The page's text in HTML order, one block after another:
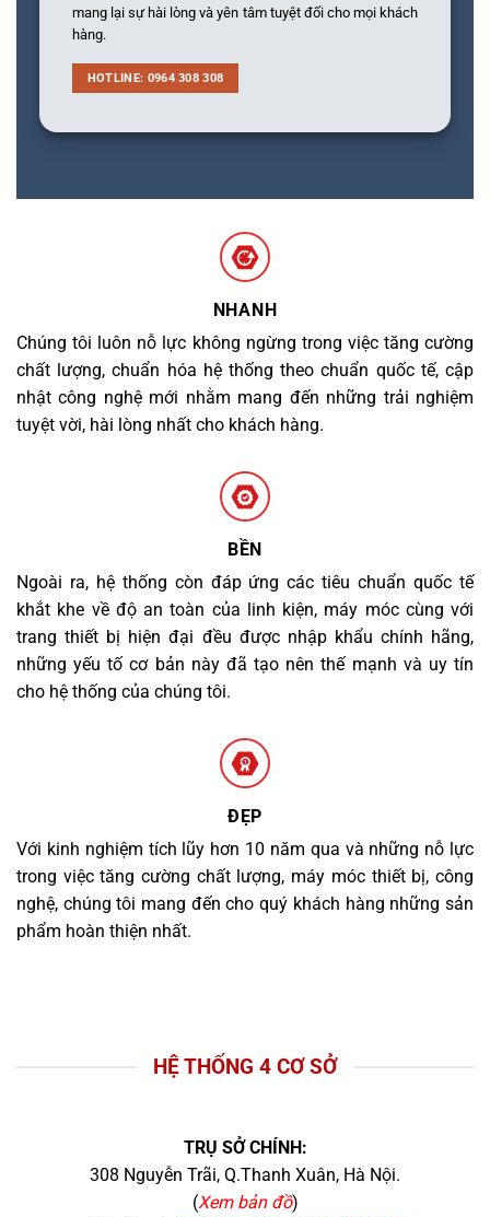
mang lại sự hài lòng và yên tâm tuyệt đối cho mọi khách
hàng.
HOTLINE: 0964 308 308
NHANH
Chúng tôi luôn nỗ lực không ngừng trong việc tăng cường
chất lượng, chuẩn hóa hệ thống theo chuẩn quốc tế, cập
nhật công nghệ mới nhằm mang đến những trải nghiệm
tuyệt vời, hài lòng nhất cho khách hàng.
BỀN
Ngoài ra, hệ thống còn đáp ứng các tiêu chuẩn quốc tế
khắt khe về độ an toàn của linh kiện, máy móc cùng với
trang thiết bị hiện đại đều được nhập khẩu chính hãng,
những yếu tố cơ bản này đã tạo nên thế mạnh và uy tín
cho hệ thống của chúng tôi.
ĐẸP
Với kinh nghiệm tích lũy hơn 10 năm qua và những nỗ lực
trong việc tăng cường chất lượng, máy móc thiết bị, công
nghệ, chúng tôi mang đến cho quý khách hàng những sản
phẩm hoàn thiện nhất.
HỆ THỐNG 4 CƠ SỞ
TRỤ SỞ CHÍNH:
308 Nguyễn Trãi, Q.Thanh Xuân, Hà Nội.
(Xem bản đồ)